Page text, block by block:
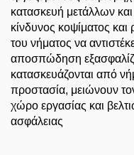
κατασκευή μετάλλων
κίνδυνος κοψίματος και
του νήματος να
αποσπώδηση
κατασκευάζονται από
προστασία, μειώνουν
χώρο εργασίας και
ασφάλειας